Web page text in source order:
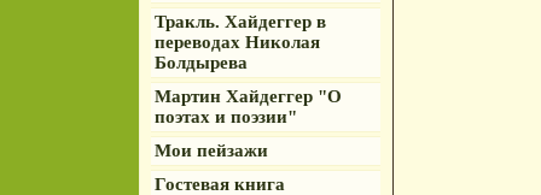
Тракль. Хайдеггер в
переводах Николая
Болдырева
Мартин Хайдеггер "О
поэтах и поэзии"
Мои пейзажи
Гостевая книга